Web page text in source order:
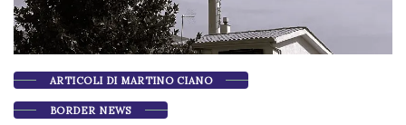
ARTICOLI DI MARTINO CIANO
BORDER NEWS